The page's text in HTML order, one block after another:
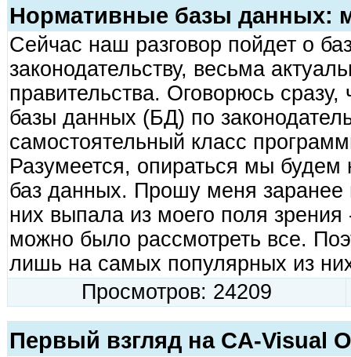
Нормативные базы данных:
Сейчас наш разговор пойдет о
законодательству, весьма
правительства. Оговорюсь сразу,
базы данных (БД) по
самостоятельный класс
Разумеется, опираться мы
баз данных. Прошу меня заранее
них выпала из моего поля
можно было рассмотреть все.
лишь на самых популярных из
Просмотров: 24209
Первый взгляд на CA-Visual